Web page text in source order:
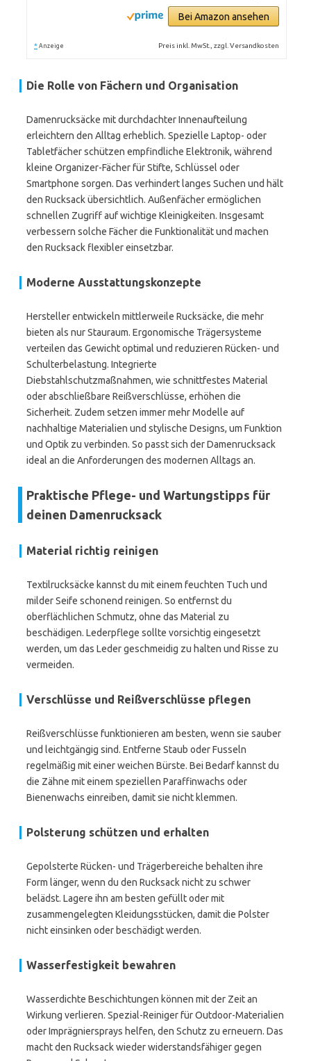
Bei Amazon ansehen
* Anzeige Preis inkl. MwSt., zzgl. Versandkosten
Die Rolle von Fächern und Organisation
Damenrucksäcke mit durchdachter Innenaufteilung
erleichtern den Alltag erheblich. Spezielle Laptop- oder
Tabletfächer schützen empfindliche Elektronik, während
kleine Organizer-Fächer für Stifte, Schlüssel oder
Smartphone sorgen. Das verhindert langes Suchen und hält
den Rucksack übersichtlich. Außenfächer ermöglichen
schnellen Zugriff auf wichtige Kleinigkeiten. Insgesamt
verbessern solche Fächer die Funktionalität und machen
den Rucksack flexibler einsetzbar.
Moderne Ausstattungskonzepte
Hersteller entwickeln mittlerweile Rucksäcke, die mehr
bieten als nur Stauraum. Ergonomische Trägersysteme
verteilen das Gewicht optimal und reduzieren Rücken- und
Schulterbelastung. Integrierte
Diebstahlschutzmaßnahmen, wie schnittfestes Material
oder abschließbare Reißverschlüsse, erhöhen die
Sicherheit. Zudem setzen immer mehr Modelle auf
nachhaltige Materialien und stylische Designs, um Funktion
und Optik zu verbinden. So passt sich der Damenrucksack
ideal an die Anforderungen des modernen Alltags an.
Praktische Pflege- und Wartungstipps für
deinen Damenrucksack
Material richtig reinigen
Textilrucksäcke kannst du mit einem feuchten Tuch und
milder Seife schonend reinigen. So entfernst du
oberflächlichen Schmutz, ohne das Material zu
beschädigen. Lederpflege sollte vorsichtig eingesetzt
werden, um das Leder geschmeidig zu halten und Risse zu
vermeiden.
Verschlüsse und Reißverschlüsse pflegen
Reißverschlüsse funktionieren am besten, wenn sie sauber
und leichtgängig sind. Entferne Staub oder Fusseln
regelmäßig mit einer weichen Bürste. Bei Bedarf kannst du
die Zähne mit einem speziellen Paraffinwachs oder
Bienenwachs einreiben, damit sie nicht klemmen.
Polsterung schützen und erhalten
Gepolsterte Rücken- und Trägerbereiche behalten ihre
Form länger, wenn du den Rucksack nicht zu schwer
belädst. Lagere ihn am besten gefüllt oder mit
zusammengelegten Kleidungsstücken, damit die Polster
nicht einsinken oder beschädigt werden.
Wasserfestigkeit bewahren
Wasserdichte Beschichtungen können mit der Zeit an
Wirkung verlieren. Spezial-Reiniger für Outdoor-Materialien
oder Imprägniersprays helfen, den Schutz zu erneuern. Das
macht den Rucksack wieder widerstandsfähiger gegen